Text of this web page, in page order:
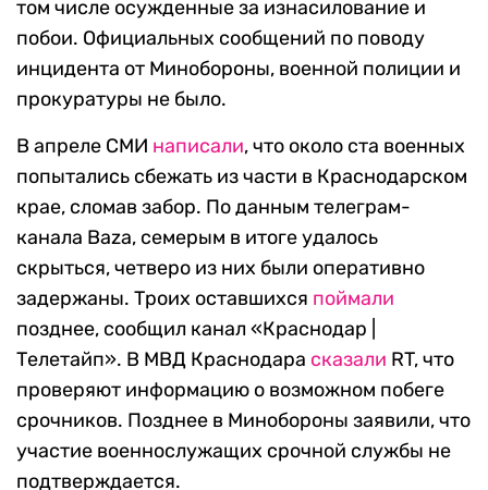
том числе осужденные за изнасилование и
побои. Официальных сообщений по поводу
инцидента от Минобороны, военной полиции и
прокуратуры не было.
В апреле СМИ написали, что около ста военных
попытались сбежать из части в Краснодарском
крае, сломав забор. По данным телеграм-
канала Baza, семерым в итоге удалось
скрыться, четверо из них были оперативно
задержаны. Троих оставшихся поймали
позднее, сообщил канал «Краснодар |
Телетайп». В МВД Краснодара сказали RT, что
проверяют информацию о возможном побеге
срочников. Позднее в Минобороны заявили, что
участие военнослужащих срочной службы не
подтверждается.